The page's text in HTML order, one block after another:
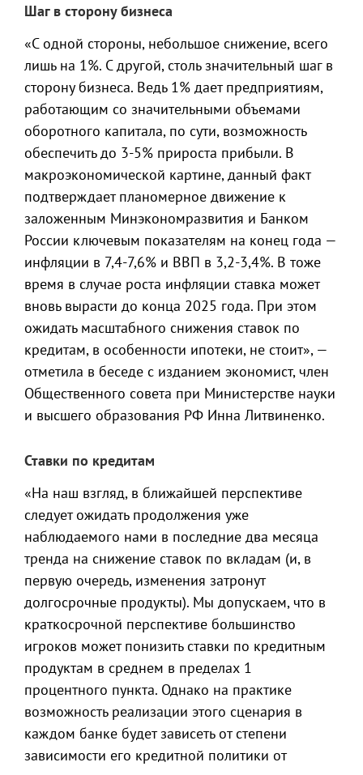
Шаг в сторону бизнеса
«С одной стороны, небольшое снижение, всего
лишь на 1%. С другой, столь значительный шаг в
сторону бизнеса. Ведь 1% дает предприятиям,
работающим со значительными объемами
оборотного капитала, по сути, возможность
обеспечить до 3-5% прироста прибыли. В
макроэкономической картине, данный факт
подтверждает планомерное движение к
заложенным Минэкономразвития и Банком
России ключевым показателям на конец года —
инфляции в 7,4-7,6% и ВВП в 3,2-3,4%. В тоже
время в случае роста инфляции ставка может
вновь вырасти до конца 2025 года. При этом
ожидать масштабного снижения ставок по
кредитам, в особенности ипотеки, не стоит», —
отметила в беседе с изданием экономист, член
Общественного совета при Министерстве науки
и высшего образования РФ Инна Литвиненко.
Ставки по кредитам
«На наш взгляд, в ближайшей перспективе
следует ожидать продолжения уже
наблюдаемого нами в последние два месяца
тренда на снижение ставок по вкладам (и, в
первую очередь, изменения затронут
долгосрочные продукты). Мы допускаем, что в
краткосрочной перспективе большинство
игроков может понизить ставки по кредитным
продуктам в среднем в пределах 1
процентного пункта. Однако на практике
возможность реализации этого сценария в
каждом банке будет зависеть от степени
зависимости его кредитной политики от